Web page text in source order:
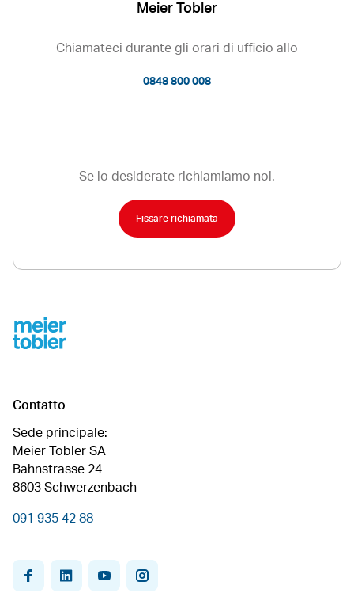
Meier Tobler
Chiamateci durante gli orari di ufficio allo
0848 800 008
Se lo desiderate richiamiamo noi.
Fissare richiamata
Footer
Contatto
Sede principale:
Meier Tobler SA
Bahnstrasse 24
8603 Schwerzenbach
091 935 42 88
facebooklinkedin youtubeinstagram